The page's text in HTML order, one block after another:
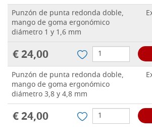
Punzón de punta redonda doble,
mango de goma ergonómico
diámetro 1 y 1,6 mm
€ 24,00
Punzón de punta redonda doble,
mango de goma ergonómico
diámetro 3,8 y 4,8 mm
€ 24,00